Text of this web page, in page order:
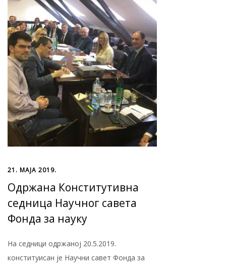
21. МАЈА 2019.
Одржана Конститутивна
седница Научног савета
Фонда за науку
На седници одржаној 20.5.2019.
конституисан је Научни савет Фонда за